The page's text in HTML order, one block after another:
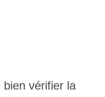
bien vérifier la